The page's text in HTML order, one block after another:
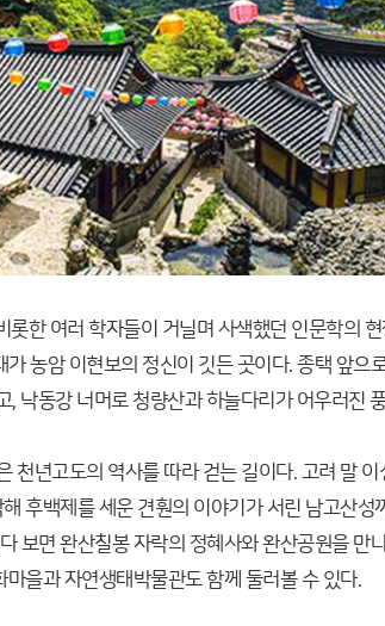
한 여러 학자들이 거닐며 사색했던 인문학의
농암 이현보의 정신이 깃든 곳이다. 종택 앞으
, 낙동강 너머로 청량산과 하늘다리가 어우러진
천년고도의 역사를 따라 걷는 길이다. 고려 말 이
후백제를 세운 견훤의 이야기가 서린 남고산성
보면 완산칠봉 자락의 정혜사와 완산공원을 만
을과 자연생태박물관도 함께 둘러볼 수 있다.